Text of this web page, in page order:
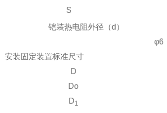
S
铠装热电阻外径（d）
安装固定装置标准尺寸
φ6
D
Do
D1